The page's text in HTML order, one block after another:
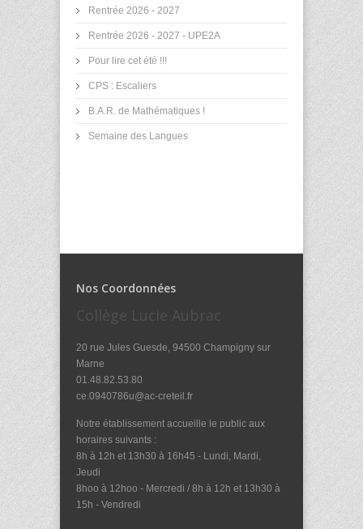
Rentrée 2026 - 2027
Rentrée 2026 - 2027 - UPE2A
Pour lire cet été !!!
CPS : Escaliers
B.A.R. de Mathématiques !
Semaine des Langues
Nos Coordonnées
Collège Lucie Aubrac
20 rue Jules Guesde, 94500 Champigny sur
Marne
01.48.82.53.80
ce.0940786u@ac-creteil.fr
Notre établissement accueille le public aux
horaires suivants :
8h à 12h et 13h30 à 16h45 - Lundi, Mardi,
Jeudi
8hoo à 12hoo - Mercredi / 8h à 12h et 13h30 à
15h - Vendredi